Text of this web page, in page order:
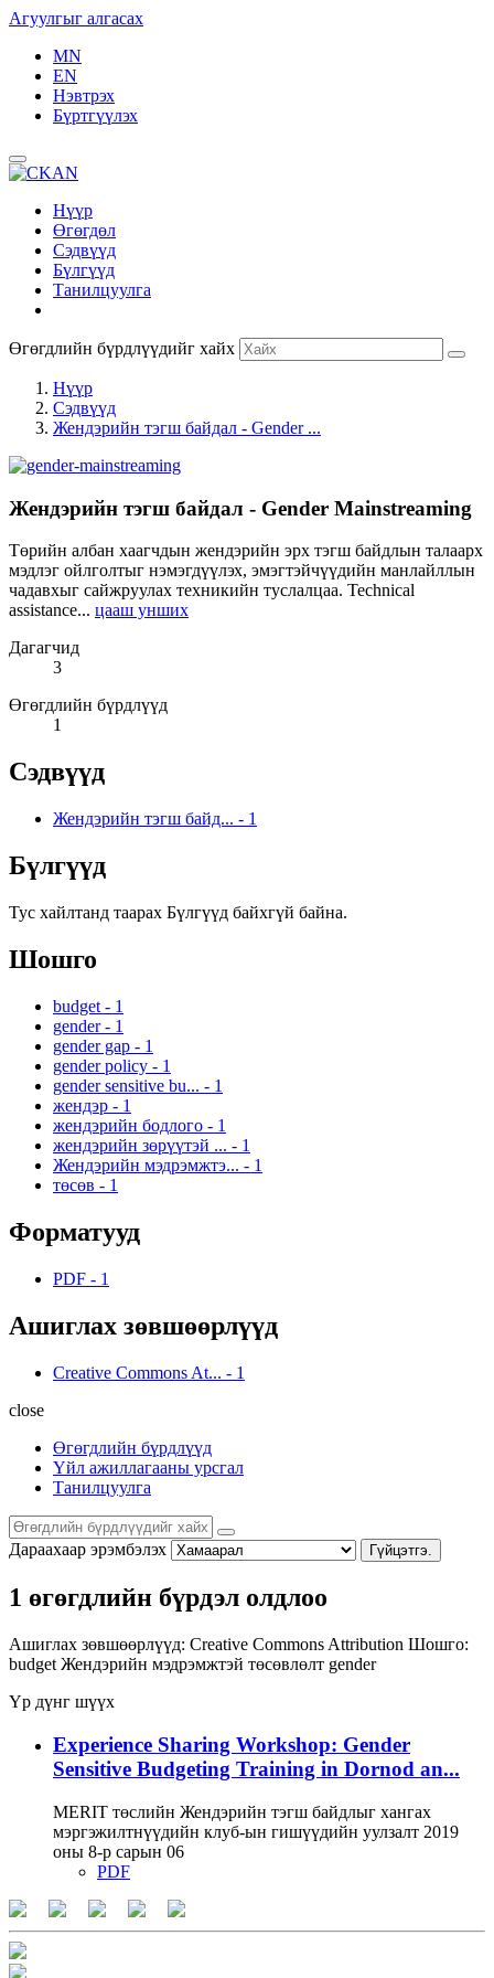
Агуулгыг алгасах
MN
EN
Нэвтрэх
Бүртгүүлэх
Нүүр
Өгөгдөл
Сэдвүүд
Бүлгүүд
Танилцуулга
Өгөгдлийн бүрдлүүдийг хайх
Нүүр
Сэдвүүд
Жендэрийн тэгш байдал - Gender ...
Жендэрийн тэгш байдал - Gender Mainstreaming
Төрийн албан хаагчдын жендэрийн эрх тэгш байдлын талаарх
мэдлэг ойлголтыг нэмэгдүүлэх, эмэгтэйчүүдийн манлайллын
чадавхыг сайжруулах техникийн туслалцаа. Technical
assistance... цааш унших
Дагагчид
3
Өгөгдлийн бүрдлүүд
1
Сэдвүүд
Жендэрийн тэгш байд... - 1
Бүлгүүд
Тус хайлтанд таарах Бүлгүүд байхгүй байна.
Шошго
budget - 1
gender - 1
gender gap - 1
gender policy - 1
gender sensitive bu... - 1
жендэр - 1
жендэрийн бодлого - 1
жендэрийн зөрүүтэй ... - 1
Жендэрийн мэдрэмжтэ... - 1
төсөв - 1
Форматууд
PDF - 1
Ашиглах зөвшөөрлүүд
Creative Commons At... - 1
close
Өгөгдлийн бүрдлүүд
Үйл ажиллагааны урсгал
Танилцуулга
Дараахаар эрэмбэлэх Гүйцэтгэ.
1 өгөгдлийн бүрдэл олдлоо
Ашиглах зөвшөөрлүүд: Creative Commons Attribution Шошго:
budget Жендэрийн мэдрэмжтэй төсөвлөлт gender
Үр дүнг шүүх
Experience Sharing Workshop: Gender
Sensitive Budgeting Training in Dornod an...
MERIT төслийн Жендэрийн тэгш байдлыг хангах
мэргэжилтнүүдийн клуб-ын гишүүдийн уулзалт 2019
оны 8-р сарын 06
PDF